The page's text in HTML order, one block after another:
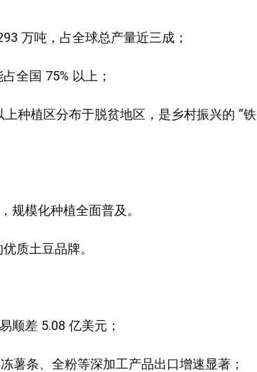
万吨，占全球总产量近三成；
全国 75% 以上；
种植区分布于脱贫地区，是乡村振兴的 “铁
规模化种植全面普及。
质土豆品牌。
顺差 5.08 亿美元；
薯条、全粉等深加工产品出口增速显著；